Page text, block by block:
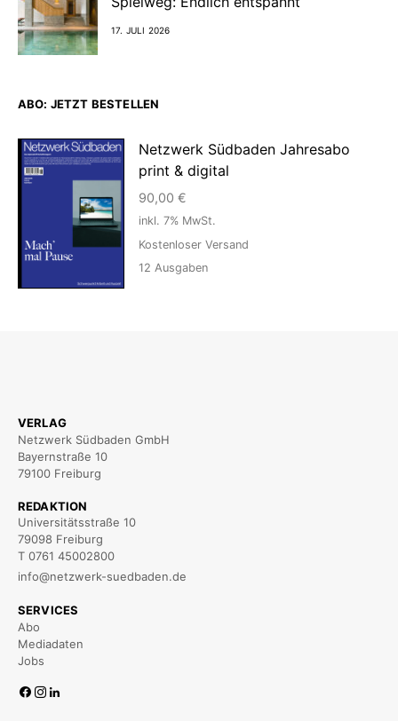
17. JULI 2026
ABO: JETZT BESTELLEN
Netzwerk Südbaden Jahresabo
print & digital
90,00 €
inkl. 7% MwSt.
Kostenloser Versand
12 Ausgaben
VERLAG
Netzwerk Südbaden GmbH
Bayernstraße 10
79100 Freiburg
REDAKTION
Universitätsstraße 10
79098 Freiburg
T 0761 45002800
info@netzwerk-suedbaden.de
SERVICES
Abo
Mediadaten
Jobs